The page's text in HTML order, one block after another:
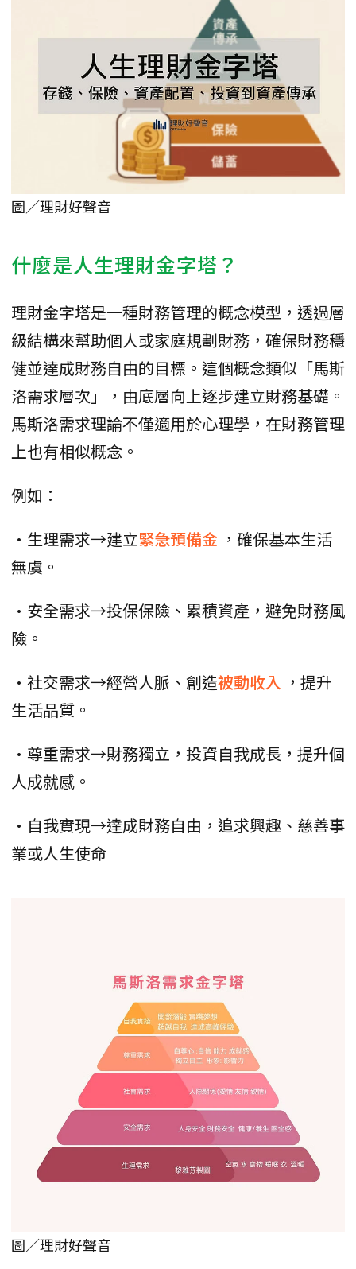
圖／理財好聲音
什麼是人生理財金字塔？
理財金字塔是一種財務管理的概念模型，透過層
級結構來幫助個人或家庭規劃財務，確保財務穩
健並達成財務自由的目標。這個概念類似「馬斯
洛需求層次」，由底層向上逐步建立財務基礎。
馬斯洛需求理論不僅適用於心理學，在財務管理
上也有相似概念。
例如：
•生理需求→建立緊急預備金 ，確保基本生活
無虞。
•安全需求→投保保險、累積資產，避免財務風
險。
•社交需求→經營人脈、創造被動收入 ，提升
生活品質。
•尊重需求→財務獨立，投資自我成長，提升個
人成就感。
•自我實現→達成財務自由，追求興趣、慈善事
業或人生使命
圖／理財好聲音